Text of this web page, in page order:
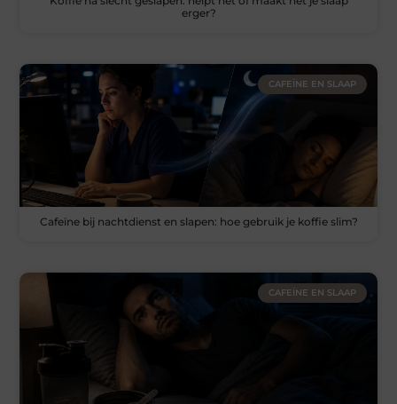
erger?
CAFEÏNE EN SLAAP
Cafeïne bij nachtdienst en slapen: hoe gebruik je koffie slim?
CAFEÏNE EN SLAAP